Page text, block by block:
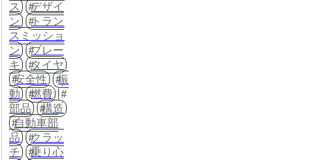
ス
デザイ
ン
トラン
スミッショ
ン
ブレー
キ
タイヤ
安全性
振
動
燃費
部品
構造
自動車部
品
クラッ
チ
乗り心